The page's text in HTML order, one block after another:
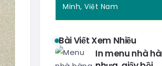
Minh, Việt Nam
Bài Viết Xem Nhiều
In menu nhà